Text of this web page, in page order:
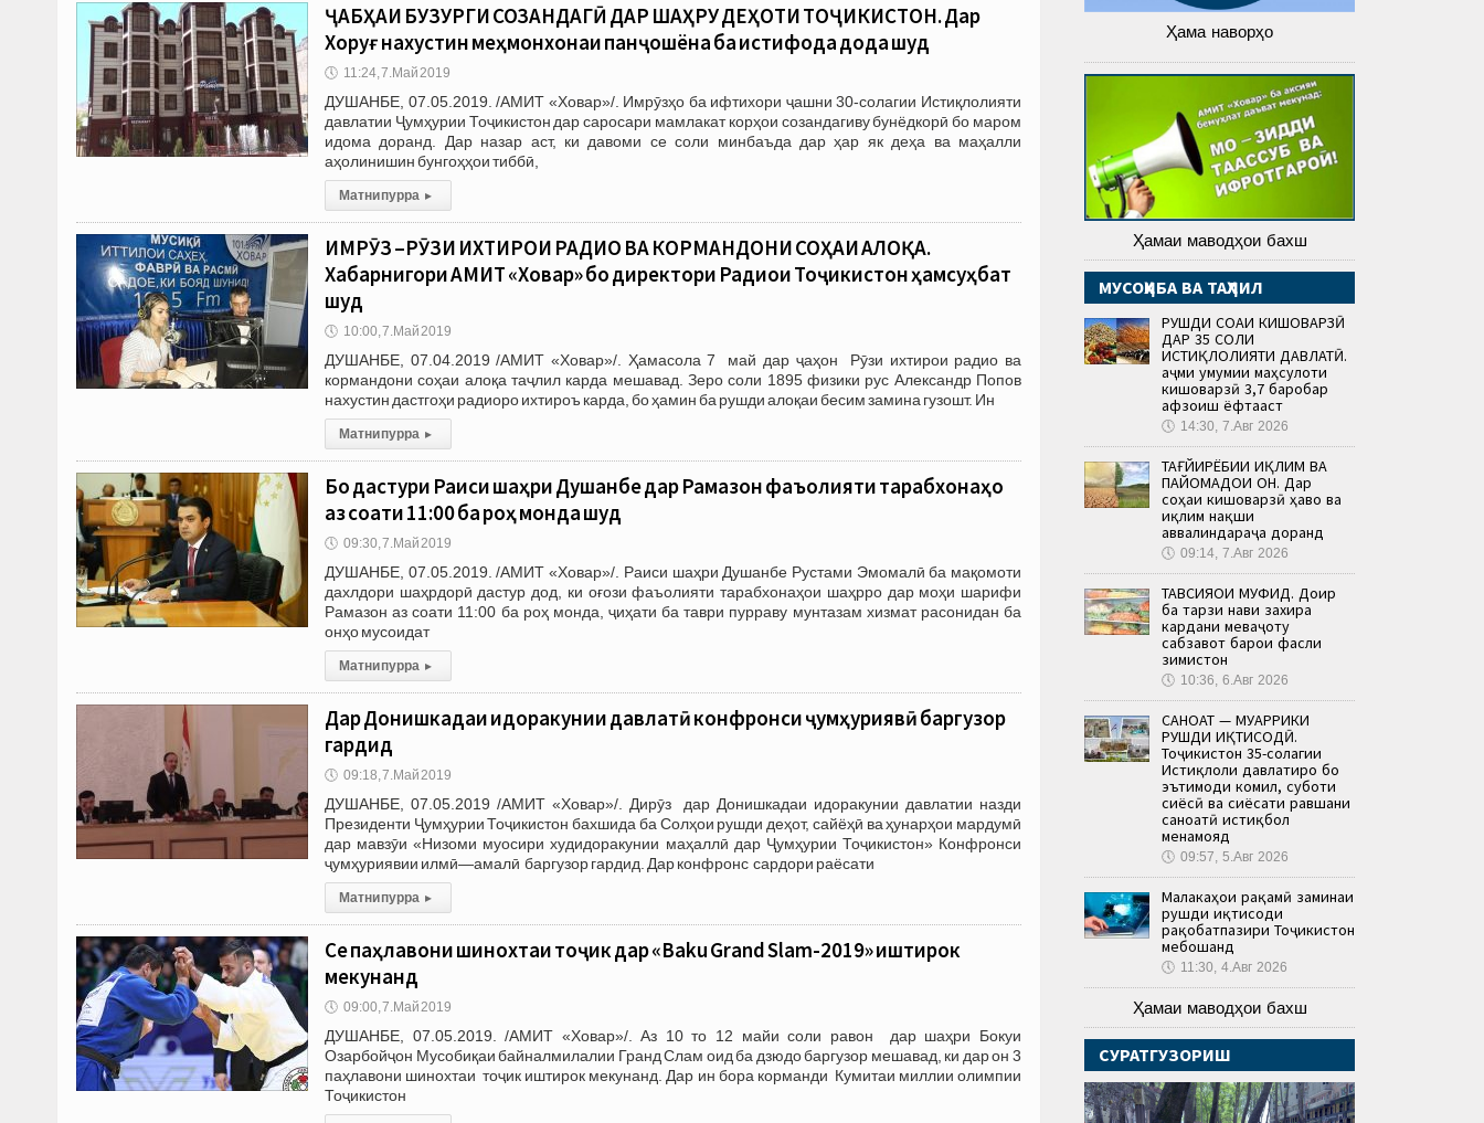
ҶАБҲАИ БУЗУРГИ СОЗАНДАГӢ ДАР ШАҲРУ ДЕҲОТИ ТОҶИКИСТОН. Дар
Хоруғ нахустин меҳмонхонаи панҷошёна ба истифода дода шуд
🕔 11:24, 7.Май 2019
ДУШАНБЕ, 07.05.2019. /АМИТ «Ховар»/. Имрӯзҳо ба ифтихори ҷашни 30-солагии Истиқлолияти
давлатии Ҷумҳурии Тоҷикистон дар саросари мамлакат корҳои созандагиву бунёдкорӣ бо маром
идома доранд. Дар назар аст, ки давоми се соли минбаъда дар ҳар як деҳа ва маҳалли
аҳолинишин бунгоҳҳои тиббӣ,
Матни пурра ▸
ИМРӮЗ –РӮЗИ ИХТИРОИ РАДИО ВА КОРМАНДОНИ СОҲАИ АЛОҚА.
Хабарнигори АМИТ «Ховар» бо директори Радиои Тоҷикистон ҳамсуҳбат
шуд
🕔 10:00, 7.Май 2019
ДУШАНБЕ, 07.04.2019 /АМИТ «Ховар»/. Ҳамасола 7 май дар ҷаҳон Рӯзи ихтирои радио ва
кормандони соҳаи алоқа таҷлил карда мешавад. Зеро соли 1895 физики рус Александр Попов
нахустин дастгоҳи радиоро ихтироъ карда, бо ҳамин ба рушди алоқаи бесим замина гузошт. Ин
Матни пурра ▸
Бо дастури Раиси шаҳри Душанбе дар Рамазон фаъолияти тарабхонаҳо
аз соати 11:00 ба роҳ монда шуд
🕔 09:30, 7.Май 2019
ДУШАНБЕ, 07.05.2019. /АМИТ «Ховар»/. Раиси шаҳри Душанбе Рустами Эмомалӣ ба мақомоти
дахлдори шаҳрдорӣ дастур дод, ки оғози фаъолияти тарабхонаҳои шаҳрро дар моҳи шарифи
Рамазон аз соати 11:00 ба роҳ монда, ҷиҳати ба таври пурраву мунтазам хизмат расонидан ба
онҳо мусоидат
Матни пурра ▸
Дар Донишкадаи идоракунии давлатӣ конфронси ҷумҳуриявӣ баргузор
гардид
🕔 09:18, 7.Май 2019
ДУШАНБЕ, 07.05.2019 /АМИТ «Ховар»/. Дирӯз дар Донишкадаи идоракунии давлатии назди
Президенти Ҷумҳурии Тоҷикистон бахшида ба Солҳои рушди деҳот, сайёҳӣ ва ҳунарҳои мардумӣ
дар мавзӯи «Низоми муосири худидоракунии маҳаллӣ дар Ҷумҳурии Тоҷикистон» Конфронси
ҷумҳуриявии илмӣ—амалӣ баргузор гардид. Дар конфронс сардори раёсати
Матни пурра ▸
Се паҳлавони шинохтаи тоҷик дар «Baku Grand Slam-2019» иштирок
мекунанд
🕔 09:00, 7.Май 2019
ДУШАНБЕ, 07.05.2019. /АМИТ «Ховар»/. Аз 10 то 12 майи соли равон дар шаҳри Бокуи
Озарбойҷон Мусобиқаи байналмилалии Гранд Слам оид ба дзюдо баргузор мешавад, ки дар он 3
паҳлавони шинохтаи тоҷик иштирок мекунанд. Дар ин бора корманди Кумитаи миллии олимпии
Тоҷикистон
Ҳама наворҳо
Ҳамаи маводҳои бахш
МУСОҲИБА ВА ТАҲЛИЛ
РУШДИ СОҲАИ КИШОВАРЗӢ
ДАР 35 СОЛИ
ИСТИҚЛОЛИЯТИ ДАВЛАТӢ.
Ҳаҷми умумии маҳсулоти
кишоварзӣ 3,7 баробар
афзоиш ёфтааст
🕔 14:30, 7.Авг 2026
ТАҒЙИРЁБИИ ИҚЛИМ ВА
ПАЙОМАДҲОИ ОН. Дар
соҳаи кишоварзӣ ҳаво ва
иқлим нақши
аввалиндараҷа доранд
🕔 09:14, 7.Авг 2026
ТАВСИЯҲОИ МУФИД. Доир
ба тарзи нави захира
кардани меваҷоту
сабзавот барои фасли
зимистон
🕔 10:36, 6.Авг 2026
САНОАТ — МУҲАРРИКИ
РУШДИ ИҚТИСОДӢ.
Тоҷикистон 35-солагии
Истиқлоли давлатиро бо
эътимоди комил, суботи
сиёсӣ ва сиёсати равшани
саноатӣ истиқбол
менамояд
🕔 09:57, 5.Авг 2026
Малакаҳои рақамӣ заминаи
рушди иқтисоди
рақобатпазири Тоҷикистон
мебошанд
🕔 11:30, 4.Авг 2026
Ҳамаи маводҳои бахш
СУРАТГУЗОРИШ